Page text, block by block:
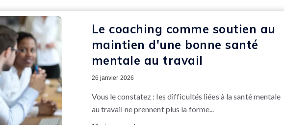
Le coaching comme soutien au
maintien d'une bonne santé
mentale au travail
26 janvier 2026
Vous le constatez : les difficultés liées à la santé mentale
au travail ne prennent plus la forme...